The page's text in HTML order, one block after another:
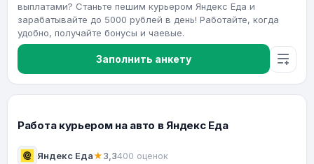
выплатами? Станьте пешим курьером Яндекс Еда и
зарабатывайте до 5000 рублей в день! Работайте, когда
удобно, получайте бонусы и чаевые.
Заполнить анкету
Работа курьером на авто в Яндекс Еда
Яндекс Еда★3,3400 оценок